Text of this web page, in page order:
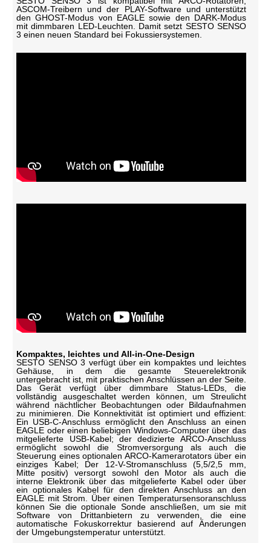
ASCOM-Treibern und der PLAY-Software und unterstützt
den GHOST-Modus von EAGLE sowie den DARK-Modus
mit dimmbaren LED-Leuchten. Damit setzt SESTO SENSO
3 einen neuen Standard bei Fokussiersystemen.
Kompaktes, leichtes und All-in-One-Design
SESTO SENSO 3 verfügt über ein kompaktes und leichtes
Gehäuse, in dem die gesamte Steuerelektronik
untergebracht ist, mit praktischen Anschlüssen an der Seite.
Das Gerät verfügt über dimmbare Status-LEDs, die
vollständig ausgeschaltet werden können, um Streulicht
während nächtlicher Beobachtungen oder Bildaufnahmen
zu minimieren. Die Konnektivität ist optimiert und effizient:
Ein USB-C-Anschluss ermöglicht den Anschluss an einen
EAGLE oder einen beliebigen Windows-Computer über das
mitgelieferte USB-Kabel; der dedizierte ARCO-Anschluss
ermöglicht sowohl die Stromversorgung als auch die
Steuerung eines optionalen ARCO-Kamerarotators über ein
einziges Kabel; Der 12-V-Stromanschluss (5,5/2,5 mm,
Mitte positiv) versorgt sowohl den Motor als auch die
interne Elektronik über das mitgelieferte Kabel oder über
ein optionales Kabel für den direkten Anschluss an den
EAGLE mit Strom. Über einen Temperatursensoranschluss
können Sie die optionale Sonde anschließen, um sie mit
Software von Drittanbietern zu verwenden, die eine
automatische Fokuskorrektur basierend auf Änderungen
der Umgebungstemperatur unterstützt.